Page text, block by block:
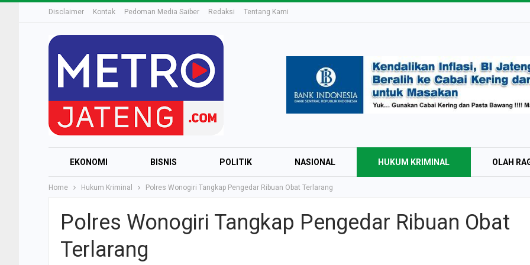
Disclaimer Kontak Pedoman Media Saiber Redaksi Tentang Kami
EKONOMI BISNIS POLITIK NASIONAL HUKUM KRIMINAL OLAH
Home Hukum Kriminal Polres Wonogiri Tangkap Pengedar Ribuan Obat Terlarang
Polres Wonogiri Tangkap Pengedar Ribuan Obat
Terlarang